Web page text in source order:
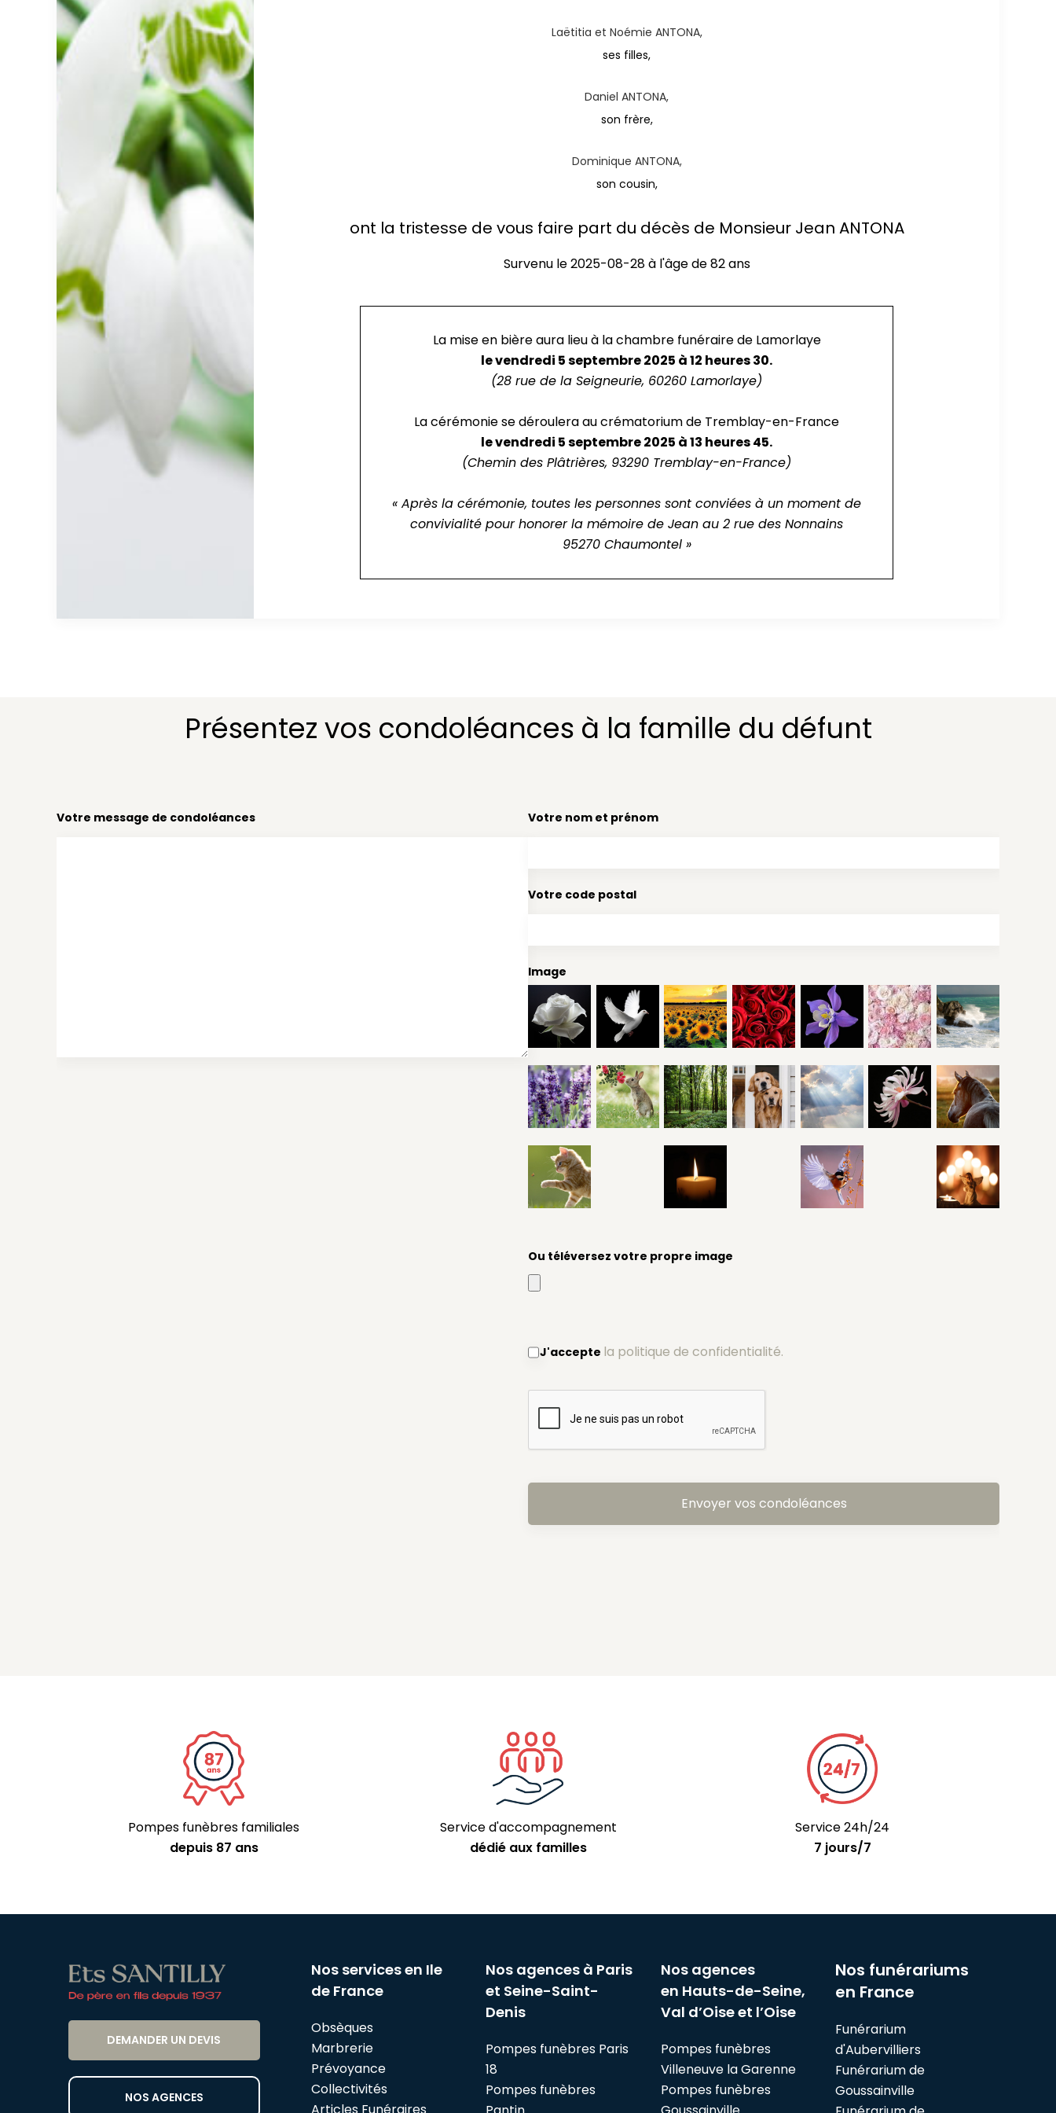
Laëtitia et Noémie ANTONA,
ses filles,
Daniel ANTONA,
son frère,
Dominique ANTONA,
son cousin,
ont la tristesse de vous faire part du décès de Monsieur Jean ANTONA
Survenu le2025-08-28à l'âge de 82 ans
La mise en bière aura lieu à la chambre funéraire de Lamorlaye
le vendredi 5 septembre 2025 à 12 heures 30.
(28 rue de la Seigneurie, 60260 Lamorlaye)
La cérémonie se déroulera au crématorium de Tremblay-en-France
le vendredi 5 septembre 2025 à 13 heures 45.
(Chemin des Plâtrières, 93290 Tremblay-en-France)
« Après la cérémonie, toutes les personnes sont conviées à un moment de
convivialité pour honorer la mémoire de Jean au 2 rue des Nonnains
95270 Chaumontel »
Présentez vos condoléances à la famille du défunt
Votre message de condoléances Votre nom et prénom
Votre code postal
Image
Ou téléversez votre propre image
J'accepte la politique de confidentialité.
Pompes funèbres familiales
depuis 87 ans
Service d'accompagnement
dédié aux familles
Service 24h/24
7 jours/7
DEMANDER UN DEVIS
NOS AGENCES
Nos services en Ile
de France
Obsèques
Marbrerie
Prévoyance
Collectivités
Articles Funéraires
Nos agences à Paris
et Seine-Saint-
Denis
Pompes funèbres Paris
18
Pompes funèbres
Nos agences
en Hauts-de-Seine,
Val d’Oise et l’Oise
Pompes funèbres
Villeneuve la Garenne
Pompes funèbres
Nos funérariums
en France
Funérarium
d'Aubervilliers
Funérarium de
Goussainville